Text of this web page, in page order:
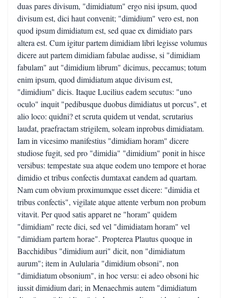
duas pares divisum, "dimidiatum" ergo nisi ipsum, quod
divisum est, dici haut convenit; "dimidium" vero est, non
quod ipsum dimidiatum est, sed quae ex dimidiato pars
altera est. Cum igitur partem dimidiam libri legisse volumus
dicere aut partem dimidiam fabulae audisse, si "dimidiam
fabulam" aut "dimidium librum" dicimus, peccamus; totum
enim ipsum, quod dimidiatum atque divisum est,
"dimidium" dicis. Itaque Lucilius eadem secutus: "uno
oculo" inquit "pedibusque duobus dimidiatus ut porcus", et
alio loco: quidni? et scruta quidem ut vendat, scrutarius
laudat, praefractam strigilem, soleam inprobus dimidiatam.
Iam in vicesimo manifestius "dimidiam horam" dicere
studiose fugit, sed pro "dimidia" "dimidium" ponit in hisce
versibus: tempestate sua atque eodem uno tempore et horae
dimidio et tribus confectis dumtaxat eandem ad quartam.
Nam cum obvium proximumque esset dicere: "dimidia et
tribus confectis", vigilate atque attente verbum non probum
vitavit. Per quod satis apparet ne "horam" quidem
"dimidiam" recte dici, sed vel "dimidiatam horam" vel
"dimidiam partem horae". Propterea Plautus quoque in
Bacchidibus "dimidium auri" dicit, non "dimidiatum
aurum"; item in Aulularia "dimidium obsoni", non
"dimidiatum obsonium", in hoc versu: ei adeo obsoni hic
iussit dimidium dari; in Menaechmis autem "dimidiatum